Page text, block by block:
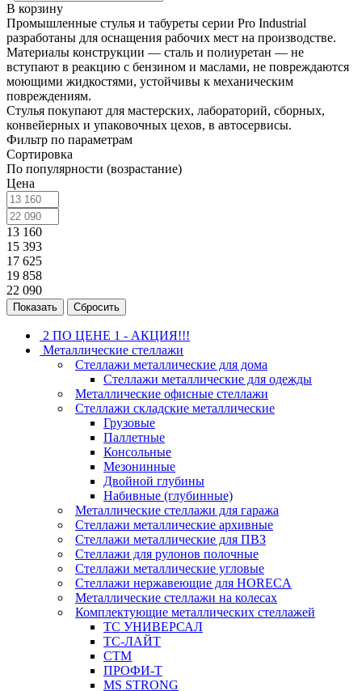
В корзину
Промышленные стулья и табуреты серии Pro Industrial
разработаны для оснащения рабочих мест на производстве.
Материалы конструкции — сталь и полиуретан — не
вступают в реакцию с бензином и маслами, не повреждаются
моющими жидкостями, устойчивы к механическим
повреждениям.
Стулья покупают для мастерских, лабораторий, сборных,
конвейерных и упаковочных цехов, в автосервисы.
Фильтр по параметрам
Сортировка
По популярности (возрастание)
Цена
13 160
15 393
17 625
19 858
22 090
Сбросить
2 ПО ЦЕНЕ 1 - АКЦИЯ!!!
Металлические стеллажи
Стеллажи металлические для дома
Стеллажи металлические для одежды
Металлические офисные стеллажи
Стеллажи складские металлические
Грузовые
Паллетные
Консольные
Мезонинные
Двойной глубины
Набивные (глубинные)
Металлические стеллажи для гаража
Стеллажи металлические архивные
Стеллажи металлические для ПВЗ
Стеллажи для рулонов полочные
Стеллажи металлические угловые
Стеллажи нержавеющие для HORECA
Металлические стеллажи на колесах
Комплектующие металлических стеллажей
ТС УНИВЕРСАЛ
ТС-ЛАЙТ
СТМ
ПРОФИ-Т
MS STRONG